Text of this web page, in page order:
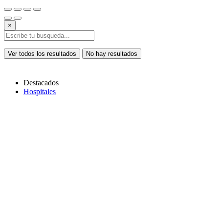
×
Ver todos los resultados No hay resultados
Destacados
Hospitales